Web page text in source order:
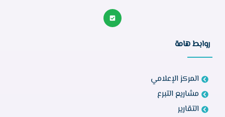
روابط هامة
المركز الإعلامي
مشاريع التبرع
التقارير